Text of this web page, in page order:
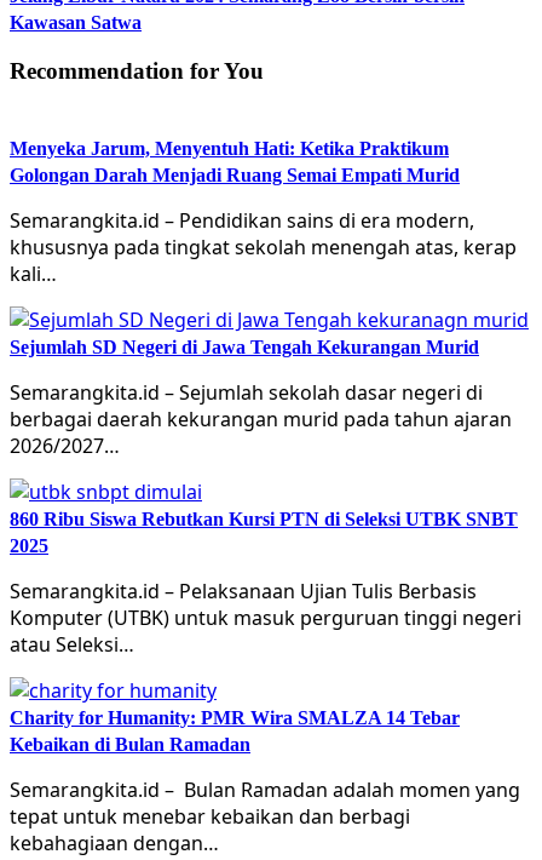
Kawasan Satwa
Recommendation for You
Menyeka Jarum, Menyentuh Hati: Ketika Praktikum
Golongan Darah Menjadi Ruang Semai Empati Murid
Semarangkita.id – Pendidikan sains di era modern,
khususnya pada tingkat sekolah menengah atas, kerap
kali…
Sejumlah SD Negeri di Jawa Tengah Kekurangan Murid
Semarangkita.id – Sejumlah sekolah dasar negeri di
berbagai daerah kekurangan murid pada tahun ajaran
2026/2027…
860 Ribu Siswa Rebutkan Kursi PTN di Seleksi UTBK SNBT
2025
Semarangkita.id – Pelaksanaan Ujian Tulis Berbasis
Komputer (UTBK) untuk masuk perguruan tinggi negeri
atau Seleksi…
Charity for Humanity: PMR Wira SMALZA 14 Tebar
Kebaikan di Bulan Ramadan
Semarangkita.id – Bulan Ramadan adalah momen yang
tepat untuk menebar kebaikan dan berbagi
kebahagiaan dengan…